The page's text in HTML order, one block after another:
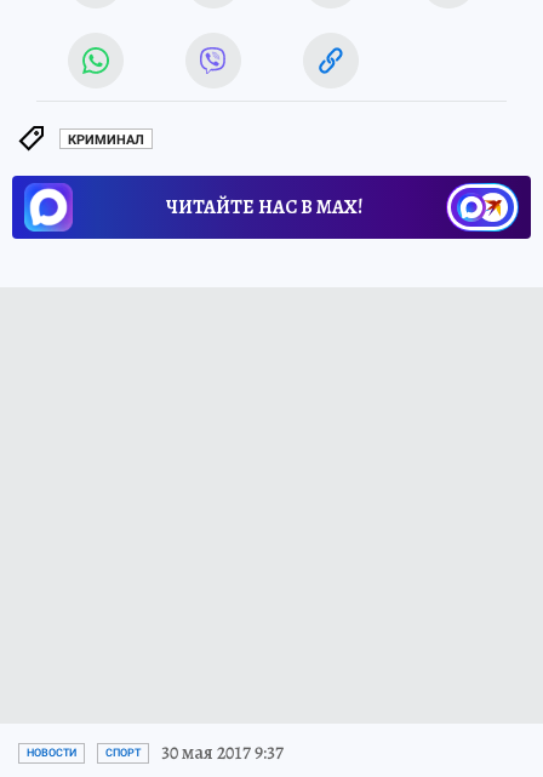
КРИМИНАЛ
ЧИТАЙТЕ НАС В МАХ!
НОВОСТИ СПОРТ 30 мая 2017 9:37